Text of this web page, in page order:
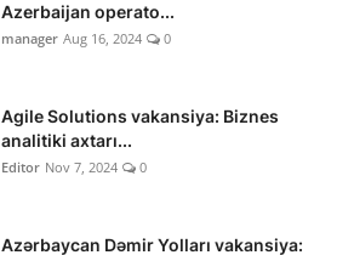
Azerbaijan operato...
manager Aug 16, 2024 0
Agile Solutions vakansiya: Biznes
analitiki axtarı...
Editor Nov 7, 2024 0
Azərbaycan Dəmir Yolları vakansiya: